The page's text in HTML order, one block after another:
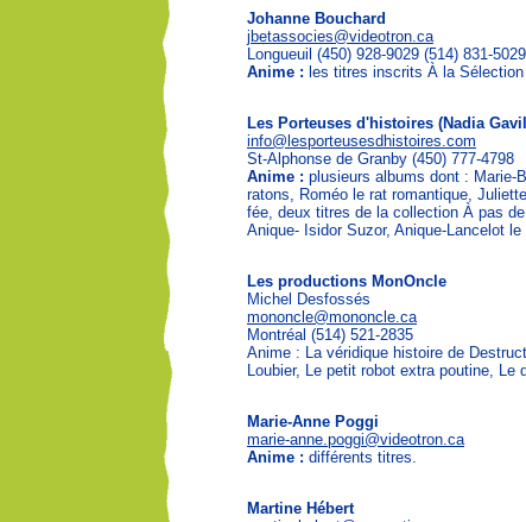
Johanne Bouchard
jbetassocies@videotron.ca
Longueuil (450) 928-9029 (514) 831-5029
Anime : les titres inscrits À la
Les Porteuses d'histoires (Nadia
info@lesporteusesdhistoires.com
St-Alphonse de Granby (450) 777-4798
Anime : plusieurs albums dont : Marie-
ratons, Roméo le rat romantique,
fée, deux titres de la collection À pas
Anique- Isidor Suzor, Anique-Lancelot
Les productions MonOncle
Michel Desfossés
mononcle@mononcle.ca
Montréal (514) 521-2835
Anime : La véridique histoire de
Loubier, Le petit robot extra poutine, Le
Marie-Anne Poggi
marie-anne.poggi@videotron.ca
Anime : différents titres.
Martine Hébert